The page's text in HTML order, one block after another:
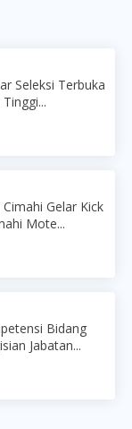
Seleksi Terbuka
Gelar Kick
Mote...
Bidang
Jabatan...